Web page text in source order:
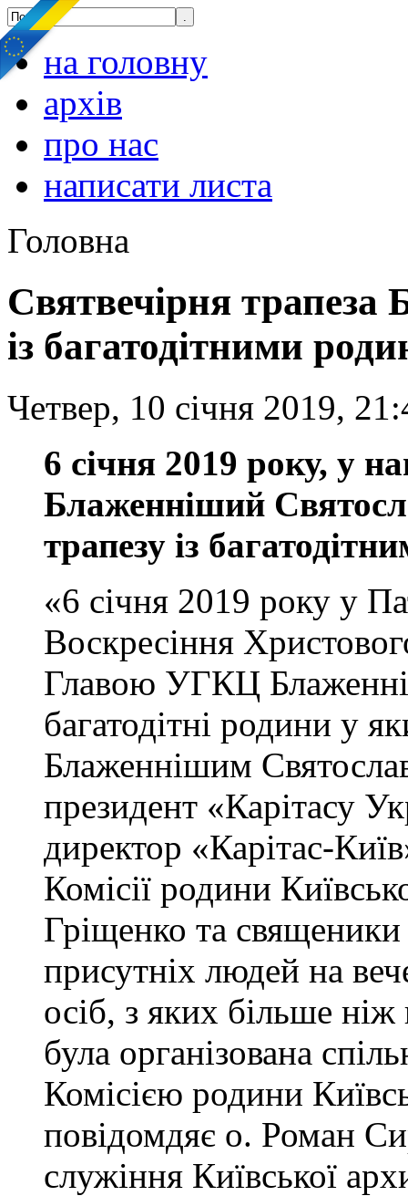
на головну
архів
про нас
написати листа
Головна
Святвечірня трапеза
із багатодітними
Четвер, 10 січня 2019,
6 січня 2019 року, у
Блаженніший
трапезу із
«6 січня 2019 року у
Воскресіння
Главою УГКЦ
багатодітні родини у
Блаженнішим
президент «Карітасу
директор «Карітас-
Комісії родини
Гріщенко та священики
присутніх людей на
осіб, з яких більше
була організована
Комісією родини
повідомдяє о. Роман
служіння Київської